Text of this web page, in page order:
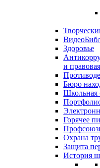
Здоровье
и
Бюро
Школьная
Горячее
Охрана
Защита
История